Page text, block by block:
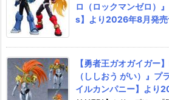
ロ（ロックマンゼロ）
s】より2026年8月発売
【勇者王ガオガイガー
（ししおう がい）』プ
イルカンパニー】より